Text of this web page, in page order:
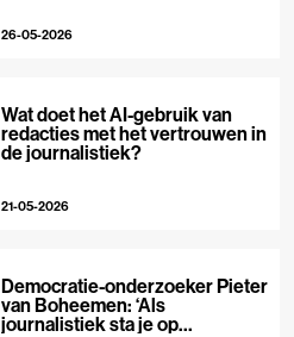
26-05-2026
Wat doet het AI-gebruik van
redacties met het vertrouwen in
de journalistiek?
21-05-2026
Democratie-onderzoeker Pieter
van Boheemen: ‘Als
journalistiek sta je op